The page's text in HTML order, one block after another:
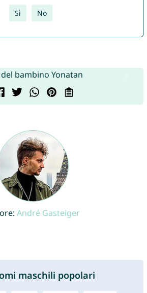
Sì No
André Gasteiger
maschili popolari